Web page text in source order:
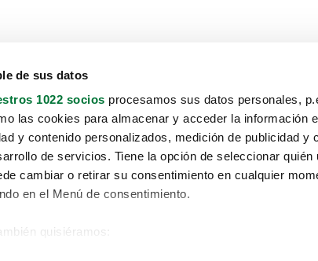
de sus datos
1022 socios procesamos sus datos personales,
las cookies para almacenar y acceder la información
y contenido personalizados, medición de publicidad y
de servicios. Tiene la opción de seleccionar
cambiar o retirar su consentimiento en cualquier
en el Menú de consentimiento.
quisiéramos: